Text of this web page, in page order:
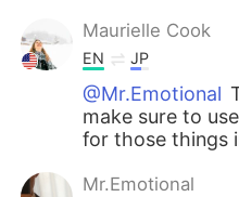
Maurielle Cook
EN JP
@Mr.Emotional
make sure to
for those things
Mr.Emotional